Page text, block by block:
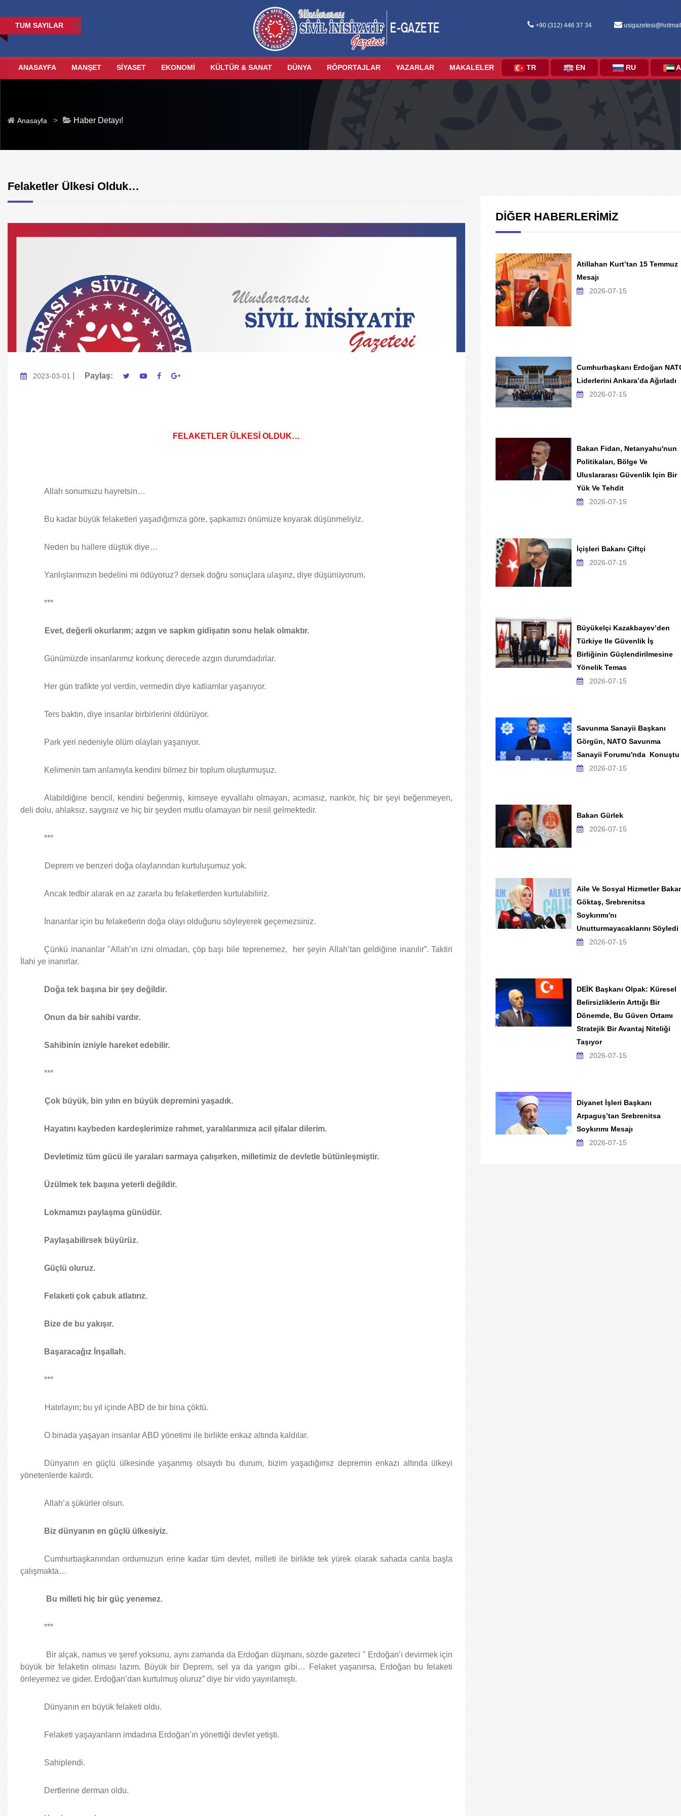
TUM SAYILAR +90 (312) 446 37 34
ANASAYFA MANŞET SİYASET EKONOMİ KÜLTÜR & SANAT DÜNYA RÖPORTAJLAR YAZARLAR MAKALELER TR EN RU
Anasayfa > Haber Detayı!
Felaketler Ülkesi Olduk…
2023-03-01 Paylaş:
FELAKETLER ÜLKESİ OLDUK…
Allah sonumuzu hayretsin…
Bu kadar büyük felaketleri yaşadığımıza göre, şapkamızı önümüze koyarak düşünmeliyiz.
Neden bu hallere düştük diye…
Yanlışlarımızın bedelini mi ödüyoruz? dersek doğru sonuçlara ulaşırız, diye düşünüyorum.
***
Evet, değerli okurlarım; azgın ve sapkın gidişatın sonu helak olmaktır.
Günümüzde insanlarımız korkunç derecede azgın durumdadırlar.
Her gün trafikte yol verdin, vermedin diye katliamlar yaşanıyor.
Ters baktın, diye insanlar birbirlerini öldürüyor.
Park yeri nedeniyle ölüm olayları yaşanıyor.
Kelimenin tam anlamıyla kendini bilmez bir toplum oluşturmuşuz.
Alabildiğine bencil, kendini beğenmiş, kimseye eyvallahı olmayan, acımasız, nankör, hiç bir şeyi beğenmeyen,
deli dolu, ahlaksız, saygısız ve hiç bir şeyden mutlu olamayan bir nesil gelmektedir.
***
Deprem ve benzeri doğa olaylarından kurtuluşumuz yok.
Ancak tedbir alarak en az zararla bu felaketlerden kurtulabiliriz.
İnananlar için bu felaketlerin doğa olayı olduğunu söyleyerek geçemezsiniz.
Çünkü inananlar "Allah’ın izni olmadan, çöp başı bile teprenemez, her şeyin Allah’tan geldiğine inanılır”. Taktiri
İlahi ye inanırlar.
Doğa tek başına bir şey değildir.
Onun da bir sahibi vardır.
Sahibinin izniyle hareket edebilir.
***
Çok büyük, bin yılın en büyük depremini yaşadık.
Hayatını kaybeden kardeşlerimize rahmet, yaralılarımıza acil şifalar dilerim.
Devletimiz tüm gücü ile yaraları sarmaya çalışırken, milletimiz de devletle bütünleşmiştir.
Üzülmek tek başına yeterli değildir.
Lokmamızı paylaşma günüdür.
Paylaşabilirsek büyürüz.
Güçlü oluruz.
Felaketi çok çabuk atlatırız.
Bize de bu yakışır.
Başaracağız İnşallah.
***
Hatırlayın; bu yıl içinde ABD de bir bina çöktü.
O binada yaşayan insanlar ABD yönetimi ile birlikte enkaz altında kaldılar.
Dünyanın en güçlü ülkesinde yaşanmış olsaydı bu durum, bizim yaşadığımız depremin enkazı altında ülkeyi
yönetenlerde kalırdı.
Allah’a şükürler olsun.
Biz dünyanın en güçlü ülkesiyiz.
Cumhurbaşkanından ordumuzun erine kadar tüm devlet, milleti ile birlikte tek yürek olarak sahada canla başla
çalışmakta…
Bu milleti hiç bir güç yenemez.
***
Bir alçak, namus ve şeref yoksunu, aynı zamanda da Erdoğan düşmanı, sözde gazeteci " Erdoğan’ı devirmek için
büyük bir felaketin olması lazım. Büyük bir Deprem, sel ya da yangın gibi… Felaket yaşanırsa, Erdoğan bu felaketi
önleyemez ve gider. Erdoğan’dan kurtulmuş oluruz” diye bir vido yayınlamıştı.
Dünyanın en büyük felaketi oldu.
Felaketi yaşayanların imdadına Erdoğan’ın yönettiği devlet yetişti.
Sahiplendi.
Dertlerine derman oldu.
DİĞER HABERLERİMİZ
Atillahan Kurt’tan 15 Temmuz
Mesajı
2026-07-15
Cumhurbaşkanı Erdoğan
Liderlerini Ankara’da Ağırladı
2026-07-15
Bakan Fidan, Netanyahu'nun
Politikaları, Bölge Ve
Uluslararası Güvenlik Için Bir
Yük Ve Tehdit
2026-07-15
İçişleri Bakanı Çiftçi
2026-07-15
Büyükelçi Kazakbayev’den
Türkiye Ile Güvenlik İş
Birliğinin Güçlendirilmesine
Yönelik Temas
2026-07-15
Savunma Sanayii Başkanı
Görgün, NATO Savunma
Sanayii Forumu'nda Konuştu
2026-07-15
Bakan Gürlek
2026-07-15
Aile Ve Sosyal Hizmetler
Göktaş, Srebrenitsa
Soykırımı'nı
Unutturmayacaklarını Söyledi
2026-07-15
DEİK Başkanı Olpak: Küresel
Belirsizliklerin Arttığı Bir
Dönemde, Bu Güven Ortamı
Stratejik Bir Avantaj Niteliği
Taşıyor
2026-07-15
Diyanet İşleri Başkanı
Arpaguş’tan Srebrenitsa
Soykırımı Mesajı
2026-07-15